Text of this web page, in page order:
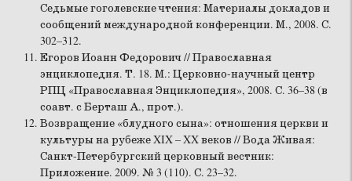
Седьмые гоголевские чтения: Материалы докладов и
сообщений международной конференции. М., 2008. С.
302–312.
Егоров Иоанн Федорович // Православная
энциклопедия. Т. 18. М.: Церковно-научный центр
РПЦ «Православная Энциклопедия», 2008. С. 36–38 (в
соавт. с Берташ А., прот.).
Возвращение «блудного сына»: отношения церкви и
культуры на рубеже XIX – XX веков // Вода Живая:
Санкт-Петербургский церковный вестник:
Приложение. 2009. № 3 (110). С. 23–32.